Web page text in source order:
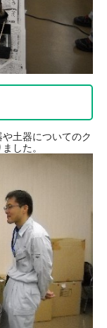
土器についてのク
した。